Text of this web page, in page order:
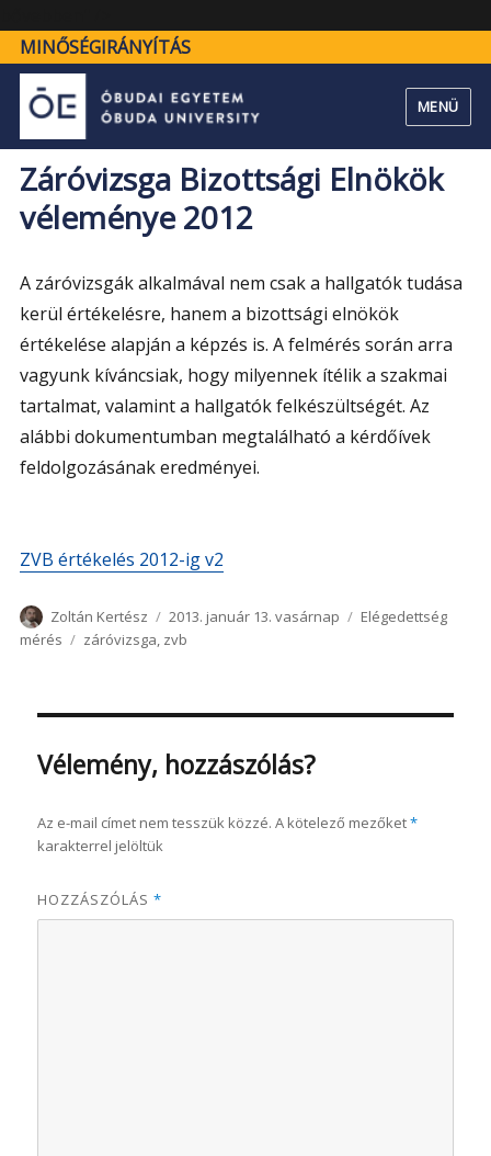
Bizottsági
Elnökök
véleménye
2012"
MINŐSÉGIRÁNYÍTÁS
MENÜ
Záróvizsga Bizottsági Elnökök
véleménye 2012
A záróvizsgák alkalmával nem csak a hallgatók tudása
kerül értékelésre, hanem a bizottsági elnökök
értékelése alapján a képzés is. A felmérés során arra
vagyunk kíváncsiak, hogy milyennek ítélik a szakmai
tartalmat, valamint a hallgatók felkészültségét. Az
alábbi dokumentumban megtalálható a kérdőívek
feldolgozásának eredményei.
ZVB értékelés 2012-ig v2
Szerző
Zoltán Kertész Közzétéve
2013. január 13. vasárnap Kategória
Elégedettség
mérés
Címke
záróvizsga, zvb
Vélemény, hozzászólás?
Az e-mail címet nem tesszük közzé. A kötelező mezőket*
karakterrel jelöltük
HOZZÁSZÓLÁS*